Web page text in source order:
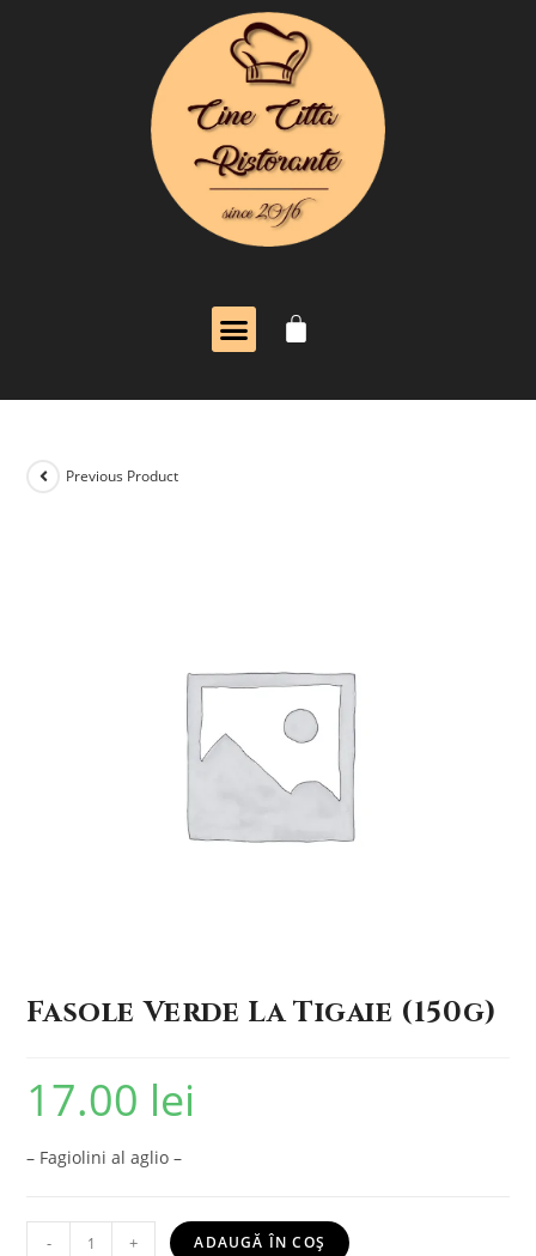
Previous Product
Fasole Verde La Tigaie (150g)
17.00 lei
– Fagiolini al aglio –
- + ADAUGĂ ÎN COȘ